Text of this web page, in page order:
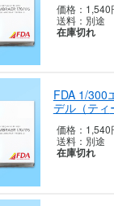
価格： 1,540
送料： 別途
在庫切れ
FDA 1/300
デル（ティ
価格： 1,540
送料： 別途
在庫切れ